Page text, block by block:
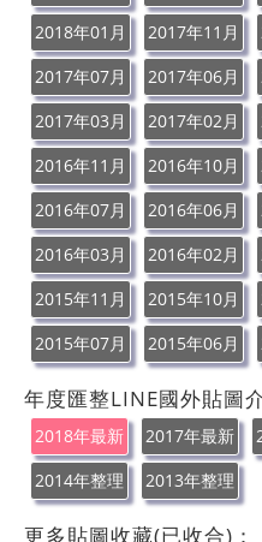
2018年01月
2017年11月
2017年07月
2017年06月
2017年03月
2017年02月
2016年11月
2016年10月
2016年07月
2016年06月
2016年03月
2016年02月
2015年11月
2015年10月
2015年07月
2015年06月
年度匯整LINE國外貼圖
2018年最新 2017年最新
2014年整理
2013年整理
更多貼圖收藏(已收合)：